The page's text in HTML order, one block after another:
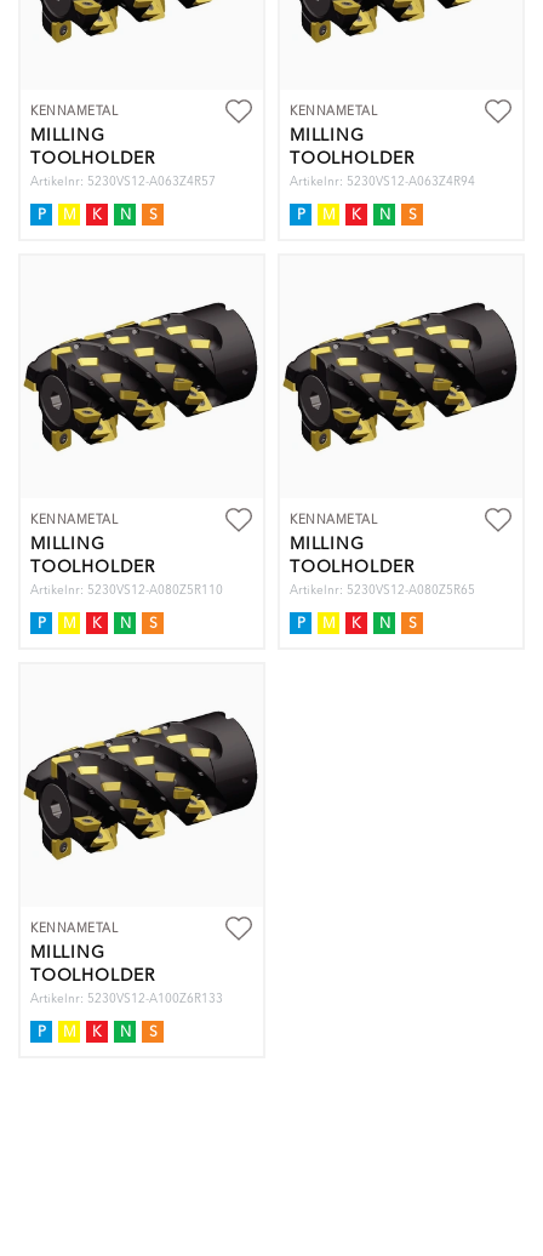
KENNAMETAL
MILLING
TOOLHOLDER
Artikelnr: 5230VS12-A063Z4R57
P M K N S
KENNAMETAL
MILLING
TOOLHOLDER
Artikelnr: 5230VS12-A063Z4R94
P M K N S
KENNAMETAL
MILLING
TOOLHOLDER
Artikelnr: 5230VS12-A080Z5R110
P M K N S
KENNAMETAL
MILLING
TOOLHOLDER
Artikelnr: 5230VS12-A080Z5R65
P M K N S
KENNAMETAL
MILLING
TOOLHOLDER
Artikelnr: 5230VS12-A100Z6R133
P M K N S